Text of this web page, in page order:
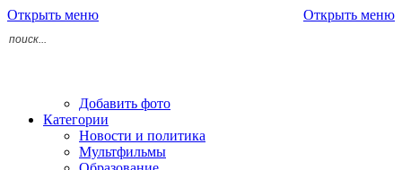
Открыть меню Открыть меню
Добавить фото
Категории
Новости и политика
Мультфильмы